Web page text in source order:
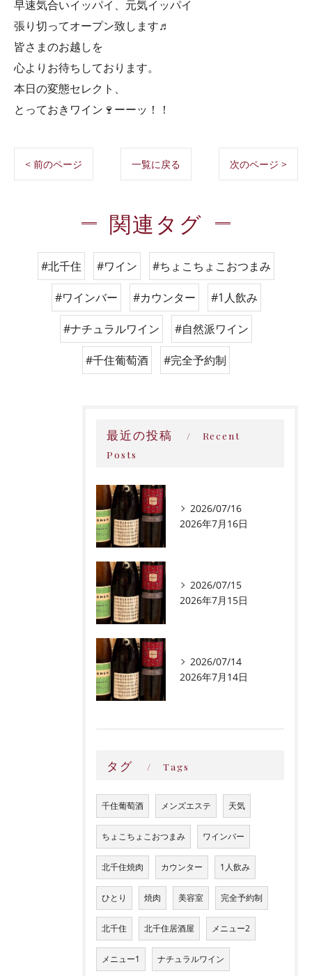
早速気合いイッパイ、元気イッパイ
張り切ってオープン致します♬
皆さまのお越しを
心よりお待ちしております。
本日の変態セレクト、
とっておきワイン🍷ーーッ！！
< 前のページ 一覧に戻る 次のページ >
関連タグ
#北千住 #ワイン #ちょこちょこおつまみ
#ワインバー #カウンター #1人飲み
#ナチュラルワイン #自然派ワイン
#千住葡萄酒 #完全予約制
最近の投稿
Recent
Posts
2026/07/16
2026年7月16日
2026/07/15
2026年7月15日
2026/07/14
2026年7月14日
タグ Tags
千住葡萄酒 メンズエステ 天気
ちょこちょこおつまみ ワインバー
北千住焼肉 カウンター 1人飲み
ひとり 焼肉 美容室 完全予約制
北千住 北千住居酒屋 メニュー2
メニュー1 ナチュラルワイン